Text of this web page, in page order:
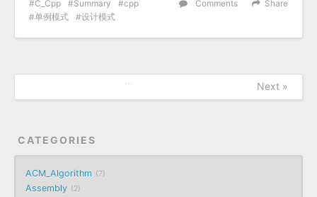
Share
Comments
C_Cpp Summary
cpp
单例模式
设计模式
Next »
CATEGORIES
ACM_Algorithm 7
Assembly 2